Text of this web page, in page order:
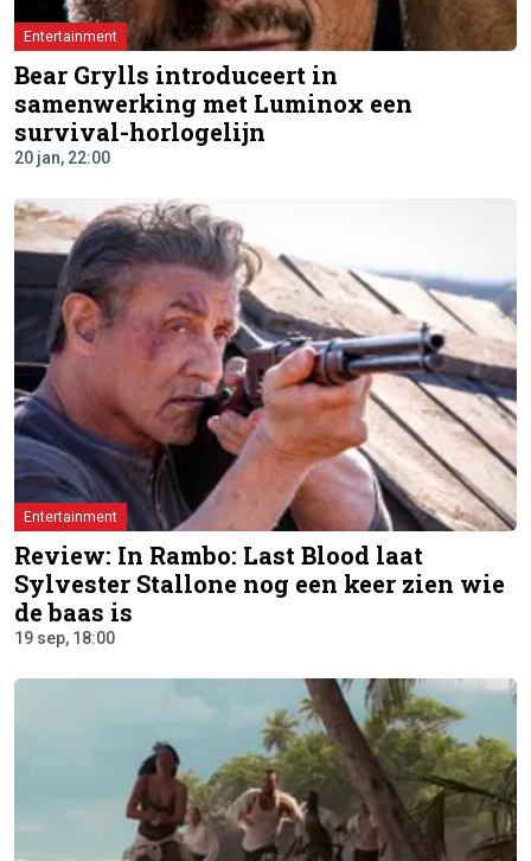
Entertainment
Bear Grylls introduceert in
samenwerking met Luminox een
survival-horlogelijn
20 jan, 22:00
Entertainment
Review: In Rambo: Last Blood laat
Sylvester Stallone nog een keer zien wie
de baas is
19 sep, 18:00